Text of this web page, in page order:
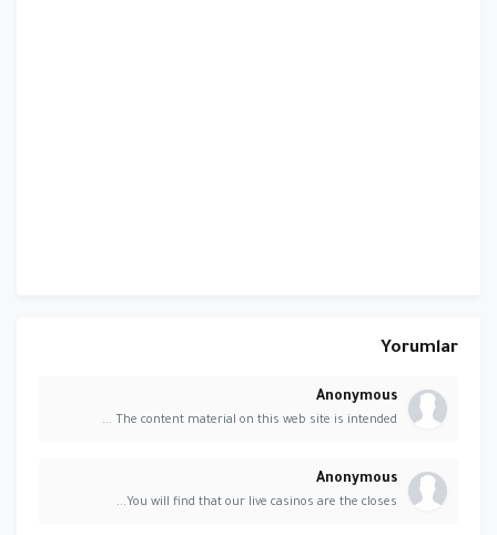
Yorumlar
Anonymous
The content material on this web site is intended ...
Anonymous
You will find that our live casinos are the closes...